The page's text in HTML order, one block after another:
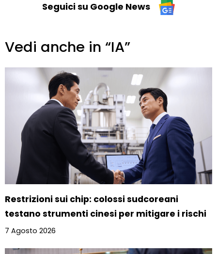
Seguici su Google News
Vedi anche in “IA”
Restrizioni sui chip: colossi sudcoreani
testano strumenti cinesi per mitigare i rischi
7 Agosto 2026